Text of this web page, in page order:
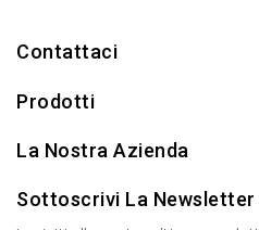
Contattaci
Prodotti
La Nostra Azienda
Sottoscrivi La Newsletter